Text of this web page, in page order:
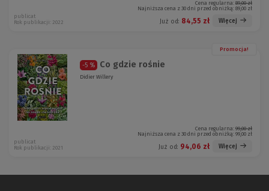
Cena regularna: 89,00 zł
Najniższa cena z 30 dni przed obniżką: 89,00 zł
Już od: 84,55 zł Więcej
publicat
Rok publikacji: 2022
Promocja!
-5 % Co gdzie rośnie
Didier Willery
Cena regularna: 99,00 zł
Najniższa cena z 30 dni przed obniżką: 99,00 zł
Już od: 94,06 zł Więcej
publicat
Rok publikacji: 2021